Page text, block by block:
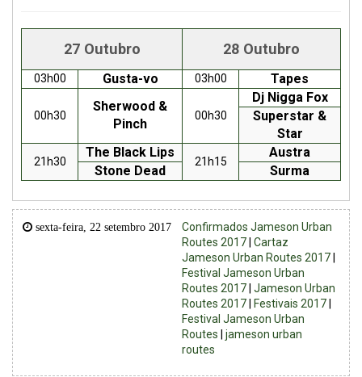
27 Outubro 28 Outubro
03h00 Gusta-vo 03h00 Tapes
00h30
Sherwood &
Pinch
00h30
Dj Nigga Fox
Superstar &
Star
21h30
The Black Lips
21h15
Austra
Stone Dead
Surma
sexta-feira, 22 setembro 2017
Confirmados Jameson Urban
Routes 2017 |Cartaz
Jameson Urban Routes 2017
Festival Jameson Urban
Routes 2017 |Jameson Urban
Routes 2017
Festivais 2017
Festival Jameson Urban
Routes |jameson urban
routes